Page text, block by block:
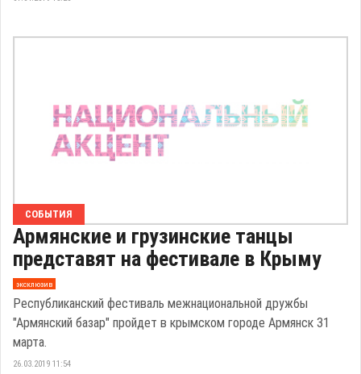
СОБЫТИЯ
Армянские и грузинские танцы
представят на фестивале в Крыму
эксклюзив
Республиканский фестиваль межнациональной дружбы
"Армянский базар" пройдет в крымском городе Армянск 31
марта.
26.03.2019 11:54